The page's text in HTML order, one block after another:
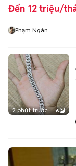
Đến 12 triệu/
Phạm Ngàn
2 phút trước 6